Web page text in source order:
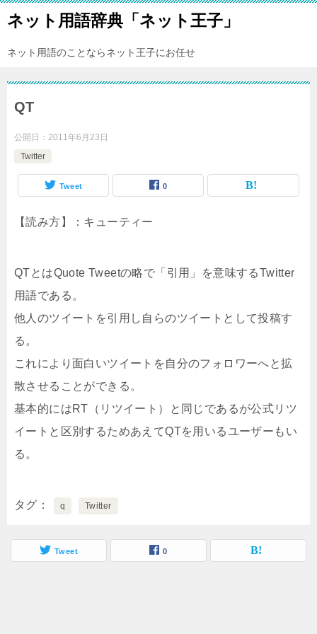
ネット用語辞典「ネット王子」
ネット用語のことならネット王子にお任せ
QT
公開日： 2011年6月23日
Twitter
Tweet 0
【読み方】：キューティー
QTとはQuote Tweetの略で「引用」を意味するTwitter
用語である。
他人のツイートを引用し自らのツイートとして投稿す
る。
これにより面白いツイートを自分のフォロワーへと拡
散させることができる。
基本的にはRT（リツイート）と同じであるが公式リツ
イートと区別するためあえてQTを用いるユーザーもい
る。
タグ q Twitter
Tweet 0